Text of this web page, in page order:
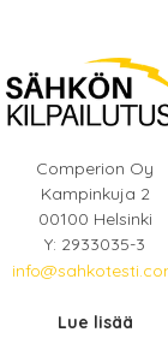
Comperion Oy
Kampinkuja 2
00100 Helsinki
Y: 2933035-3
Lue lisää